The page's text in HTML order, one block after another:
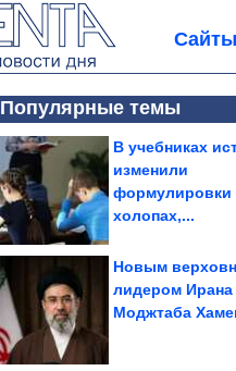
Сайты
Популярные темы
В учебниках
изменили
формулировки
холопах,...
Новым
лидером Ирана
Моджтаба